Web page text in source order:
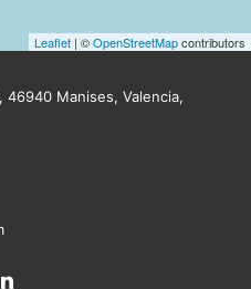
Leaflet | ©OpenStreetMapcontributors
46940 Manises, Valencia,